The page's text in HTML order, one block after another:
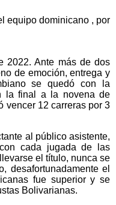
equipo dominicano , por
2022. Ante más de dos
de emoción, entrega y
se quedó con la
la final a la novena de
vencer 12 carreras por 3
al público asistente,
cada jugada de las
el título, nunca se
desafortunadamente el
fue superior y se
Bolivarianas.